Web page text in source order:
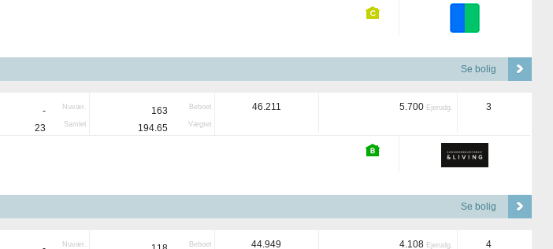
Se bolig
- Nuvær.
23 Samlet
163 Beboet
194.65 Vægtet
46.211 5.700 Ejerudg. 3
Se bolig
Nuvær. Beboet 44.949 4.108 Ejerudg. 4